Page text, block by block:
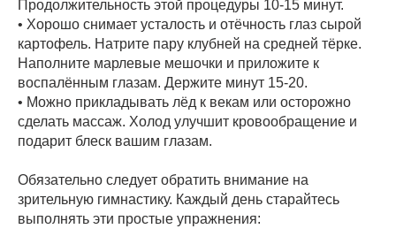
Продолжительность этой процедуры 10-15 минут.
• Хорошо снимает усталость и отёчность глаз сырой
картофель. Натрите пару клубней на средней тёрке.
Наполните марлевые мешочки и приложите к
воспалённым глазам. Держите минут 15-20.
• Можно прикладывать лёд к векам или осторожно
сделать массаж. Холод улучшит кровообращение и
подарит блеск вашим глазам.
Обязательно следует обратить внимание на
зрительную гимнастику. Каждый день старайтесь
выполнять эти простые упражнения: